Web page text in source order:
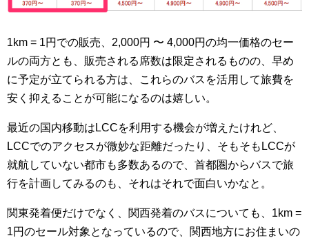
1km = 1円での販売、2,000円 〜 4,000円の均一価格のセー
ルの両方とも、販売される席数は限定されるものの、早め
に予定が立てられる方は、これらのバスを活用して旅費を
安く抑えることが可能になるのは嬉しい。
最近の国内移動はLCCを利用する機会が増えたけれど、
LCCでのアクセスが微妙な距離だったり、そもそもLCCが
就航していない都市も多数あるので、首都圏からバスで旅
行を計画してみるのも、それはそれで面白いかなと。
関東発着便だけでなく、関西発着のバスについても、1km =
1円のセール対象となっているので、関西地方にお住まいの